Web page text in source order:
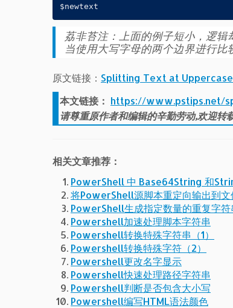
$newtext
荔非苔注：上面的例子短小，逻
当使用大写字母的两个边界进行
原文链接： Splitting Text at
本文链接： https://www.pstips.net/
请尊重原作者和编辑的辛勤劳动,欢迎转
相关文章推荐：
PowerShell 中 Base64String 和
将PowerShell源脚本重定向输出到文
PowerShell生成指定数量的重复字符
Powershell加速处理脚本字符串
Powershell转换特殊字符串（1）
Powershell转换特殊字符（2）
Powershell更改名字显示
Powershell快速处理路径字符串
Powershell判断是否包含大小写
Powershell编写HTML语法颜色